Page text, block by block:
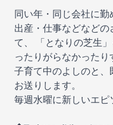
同い年・同じ会社に勤
出産・仕事などなど
て、 「となりの芝生
ったりがらなかったり
子育て中のよしのと
お送りします。
毎週水曜に新しいエピ